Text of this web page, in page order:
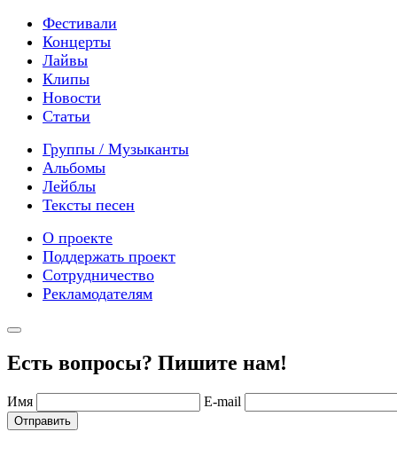
Фестивали
Концерты
Лайвы
Клипы
Новости
Статьи
Группы / Музыканты
Альбомы
Лейблы
Тексты песен
О проекте
Поддержать проект
Сотрудничество
Рекламодателям
Есть вопросы? Пишите нам!
Имя E-mail